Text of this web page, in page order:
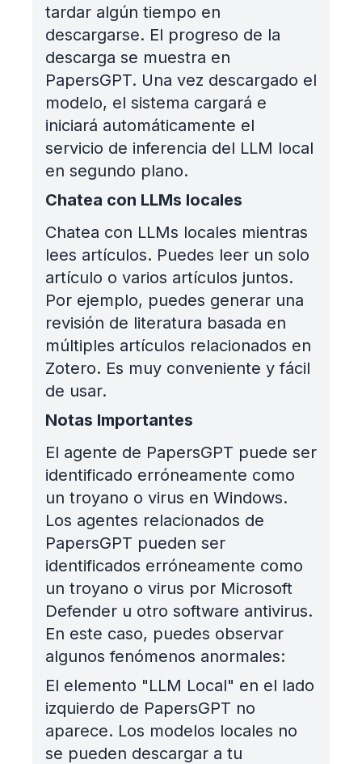
tardar algún tiempo en
descargarse. El progreso de la
descarga se muestra en
PapersGPT. Una vez descargado el
modelo, el sistema cargará e
iniciará automáticamente el
servicio de inferencia del LLM local
en segundo plano.
Chatea con LLMs locales
Chatea con LLMs locales mientras
lees artículos. Puedes leer un solo
artículo o varios artículos juntos.
Por ejemplo, puedes generar una
revisión de literatura basada en
múltiples artículos relacionados en
Zotero. Es muy conveniente y fácil
de usar.
Notas Importantes
El agente de PapersGPT puede ser
identificado erróneamente como
un troyano o virus en Windows.
Los agentes relacionados de
PapersGPT pueden ser
identificados erróneamente como
un troyano o virus por Microsoft
Defender u otro software antivirus.
En este caso, puedes observar
algunos fenómenos anormales:
El elemento "LLM Local" en el lado
izquierdo de PapersGPT no
aparece. Los modelos locales no
se pueden descargar a tu